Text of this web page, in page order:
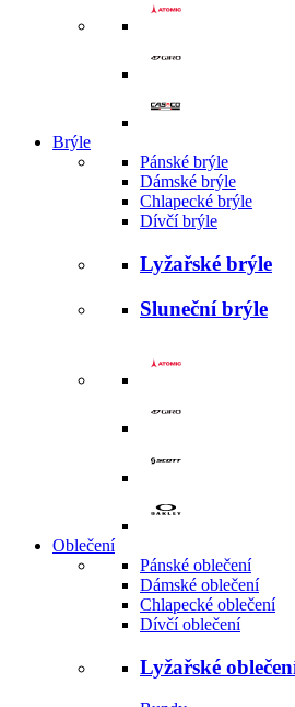
Brýle
Pánské brýle
Dámské brýle
Chlapecké brýle
Dívčí brýle
Lyžařské brýle
Sluneční brýle
Oblečení
Pánské oblečení
Dámské oblečení
Chlapecké oblečení
Dívčí oblečení
Lyžařské